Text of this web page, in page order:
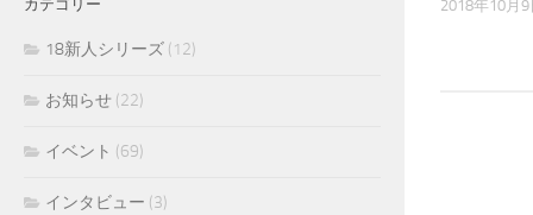
2018年10月9
カテゴリー
18新人シリーズ (12)
お知らせ (22)
イベント (69)
インタビュー (3)